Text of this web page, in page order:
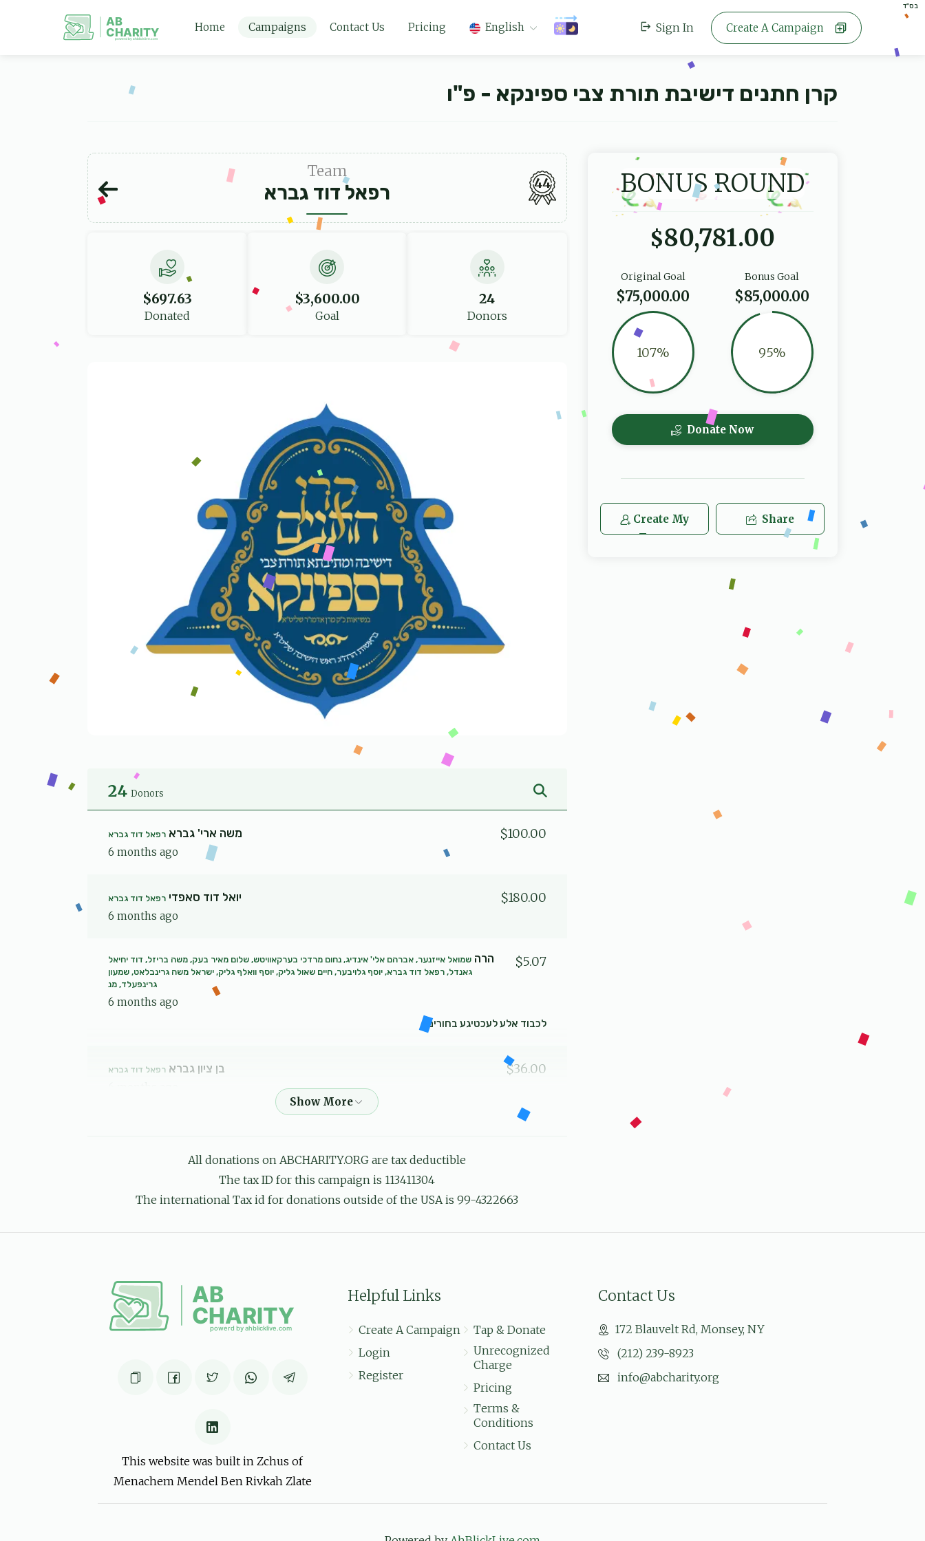
בס"ד
AB
CHARITY
powerd by ahblicklive.com
Home Campaigns Contact Us Pricing English Sign In Create A Campaign
קרן חתנים דישיבת תורת צבי ספינקא - פ"ו
Team
רפאל דוד גברא 44
$697.63
Donated
$3,600.00
Goal
24
Donors
24 Donors
משה ארי' גברא רפאל דוד גברא
6 months ago
$100.00
יואל דוד סאפדי רפאל דוד גברא
6 months ago
$180.00
הרה שמואל אייזנער, אברהם אלי' אינדיג, נחום מרדכי בערקאוויטש, שלום מאיר בעק, משה בריזל, דוד יחיאל
גאנדל, רפאל דוד גברא, יוסף גלויבער, חיים שאול גליק, יוסף וואלף גליק, ישראל משה גרינבלאט, שמעון
גרינפעלד, מנ
6 months ago
$5.07
לכבוד אלע לעכטיגע בחורים
בן ציון גברא רפאל דוד גברא $36.00
דאני מאלאך
שמואל אייזנער, אברהם אלי אינדיג, נחום מרדכי בערקאוויטש, דוד יחיאל גאנדל, רפאל דוד
גברא, שמואל הורוויץ, אלחנן בער יאקאבאוויטש, אברהם לאנדא, ראובן אברהם מאלח, דוד נאה, זינדל ניימאן,
$7.89
מיינע בעסטע חבירים only my friands
מאיר מיכאל סאאל
All donations on ABCHARITY.ORG are tax deductible
The tax ID for this campaign is 113411304
The international Tax id for donations outside of the USA is 99-4322663
BONUS ROUND
$80,781.00
Bonus Goal
$85,000.00
95%
Original Goal
$75,000.00
107%
Donate Now
Create My
Team
Share
This website was built in Zchus of
Menachem Mendel Ben Rivkah Zlate
Helpful Links
Create A Campaign
Login
Register
Tap & Donate
Unrecognized
Charge
Pricing
Terms &
Conditions
Contact Us
Contact Us
172 Blauvelt Rd, Monsey, NY
(212) 239-8923
info@abcharity.org